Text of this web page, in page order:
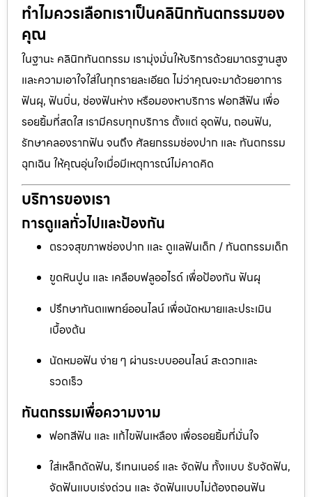
ทำไมควรเลือกเราเป็นคลินิกทันตกรรมของ
คุณ
ในฐานะ คลินิกทันตกรรม เรามุ่งมั่นให้บริการด้วยมาตรฐานสูง
และความเอาใจใส่ในทุกรายละเอียด ไม่ว่าคุณจะมาด้วยอาการ
ฟันผุ, ฟันบิ่น, ช่องฟันห่าง หรือมองหาบริการ ฟอกสีฟัน เพื่อ
รอยยิ้มที่สดใส เรามีครบทุกบริการ ตั้งแต่ อุดฟัน, ถอนฟัน,
รักษาคลองรากฟัน จนถึง ศัลยกรรมช่องปาก และ ทันตกรรม
ฉุกเฉิน ให้คุณอุ่นใจเมื่อมีเหตุการณ์ไม่คาดคิด
บริการของเรา
การดูแลทั่วไปและป้องกัน
ตรวจสุขภาพช่องปาก และ ดูแลฟันเด็ก / ทันตกรรมเด็ก
ขูดหินปูน และ เคลือบฟลูออไรด์ เพื่อป้องกัน ฟันผุ
ปรึกษาทันตแพทย์ออนไลน์ เพื่อนัดหมายและประเมิน
เบื้องต้น
นัดหมอฟัน ง่าย ๆ ผ่านระบบออนไลน์ สะดวกและ
รวดเร็ว
ทันตกรรมเพื่อความงาม
ฟอกสีฟัน และ แก้ไขฟันเหลือง เพื่อรอยยิ้มที่มั่นใจ
ใส่เหล็กดัดฟัน, รีเทนเนอร์ และ จัดฟัน ทั้งแบบ รับจัดฟัน,
จัดฟันแบบเร่งด่วน และ จัดฟันแบบไม่ต้องถอนฟัน